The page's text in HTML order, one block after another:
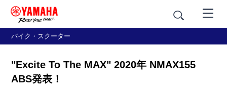
バイク・スクーター
"Excite To The MAX" 2020年 NMAX155
ABS発表！